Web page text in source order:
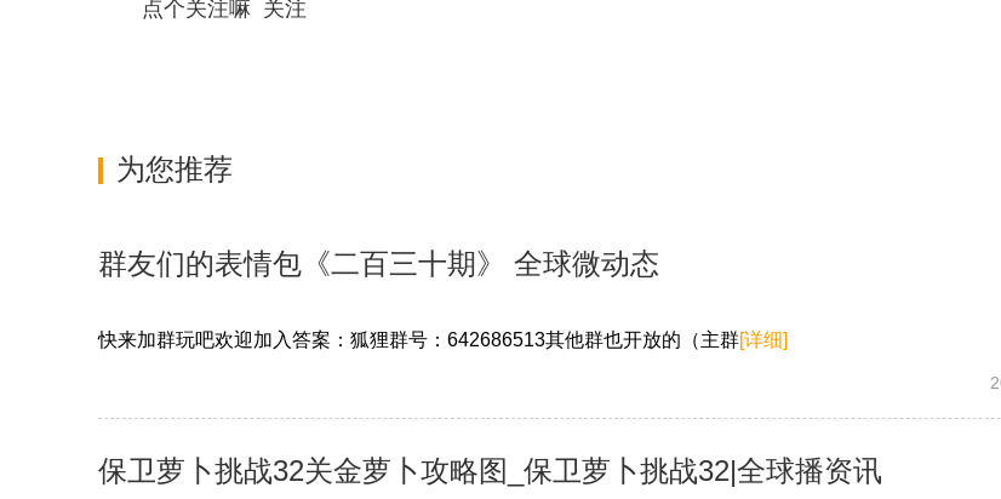
点个关注嘛 关注
为您推荐
群友们的表情包《二百三十期》 全球微动态
快来加群玩吧欢迎加入答案：狐狸群号：642686513其他群也开放的（主群[详细]
保卫萝卜挑战32关金萝卜攻略图_保卫萝卜挑战32|全球播资讯